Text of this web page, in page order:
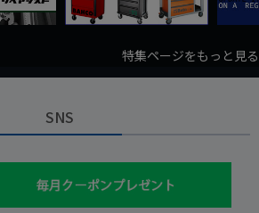
特集ページをもっと見る
SNS